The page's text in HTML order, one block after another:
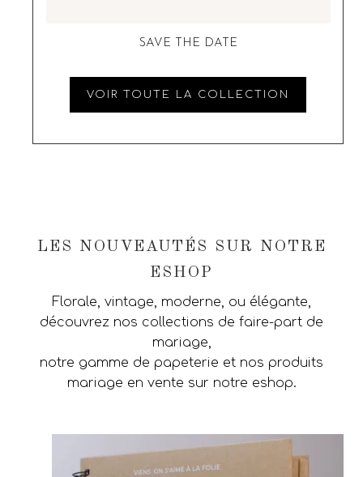
SAVE THE DATE
VOIR TOUTE LA COLLECTION
LES NOUVEAUTÉS SUR NOTRE
ESHOP
Florale, vintage, moderne, ou élégante,
découvrez nos collections de faire-part de
mariage,
notre gamme de papeterie et nos produits
mariage en vente sur notre eshop.